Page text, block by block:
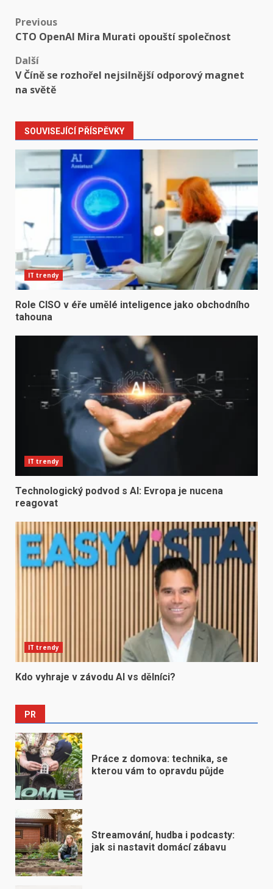
Post
navigation
Previous
CTO OpenAI Mira Murati opouští společnost
Další
V Číně se rozhořel nejsilnější odporový magnet
na světě
SOUVISEJÍCÍ PŘÍSPĚVKY
IT trendy
Role CISO v éře umělé inteligence jako obchodního
tahouna
IT trendy
Technologický podvod s AI: Evropa je nucena
reagovat
IT trendy
Kdo vyhraje v závodu AI vs dělníci?
PR
Práce z domova: technika, se
kterou vám to opravdu půjde
Streamování, hudba i podcasty:
jak si nastavit domácí zábavu